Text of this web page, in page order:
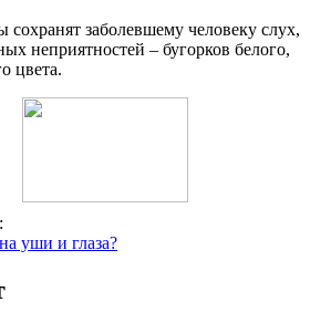
заболевшему человеку слух,
неприятностей – бугорков белого,
цвета.
уши и глаза?